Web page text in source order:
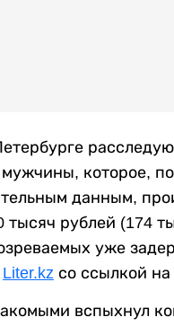
которое, по
данным,
тысяч рублей (174
уже
Liter.kz со ссылкой на
вспыхнул